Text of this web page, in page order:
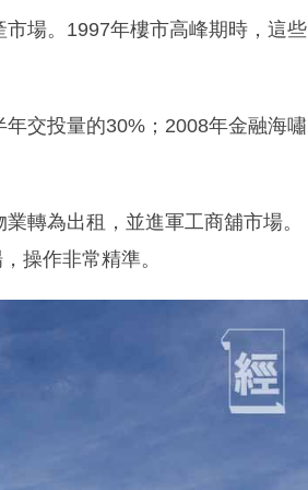
市場。1997年樓市高峰期時，這些
交投量的30%；2008年金融海嘯
轉為出租，並進軍工商舖市場。
操作非常精準。